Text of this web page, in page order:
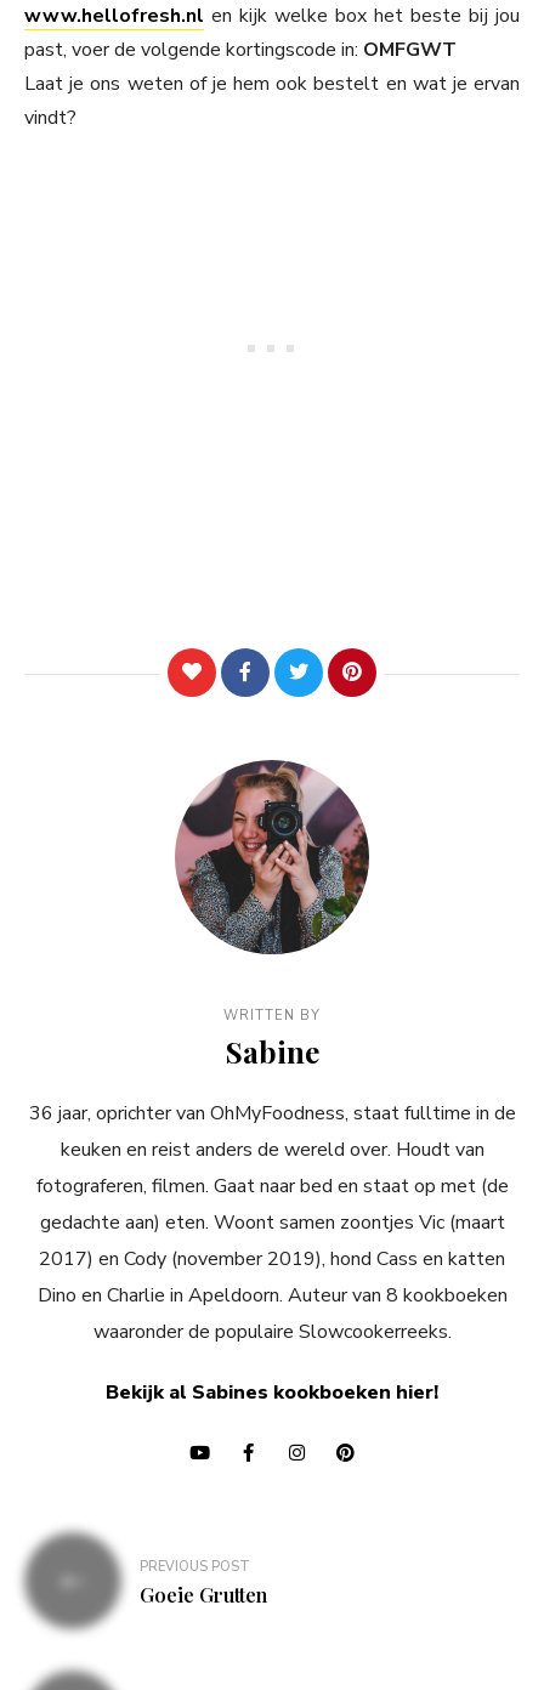
www.hellofresh.nl en kijk welke box het beste bij jou
past, voer de volgende kortingscode in: OMFGWT
Laat je ons weten of je hem ook bestelt en wat je ervan
vindt?
WRITTEN BY
Sabine
36 jaar, oprichter van OhMyFoodness, staat fulltime in de
keuken en reist anders de wereld over. Houdt van
fotograferen, filmen. Gaat naar bed en staat op met (de
gedachte aan) eten. Woont samen zoontjes Vic (maart
2017) en Cody (november 2019), hond Cass en katten
Dino en Charlie in Apeldoorn. Auteur van 8 kookboeken
waaronder de populaire Slowcookerreeks.
Bekijk al Sabines kookboeken hier!
Bericht
navigatie
PREVIOUS POST
Goeie Grutten